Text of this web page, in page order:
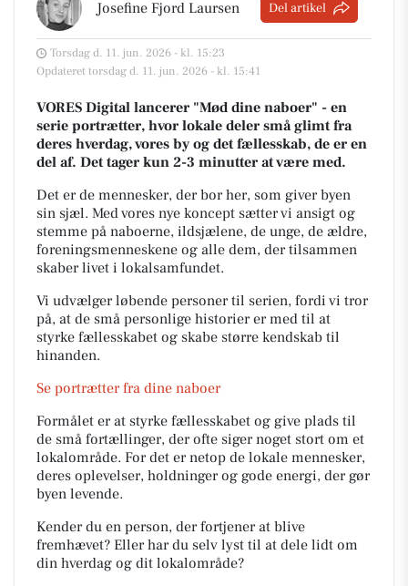
Josefine Fjord Laursen Del artikel
Torsdag d. 11. jun. 2026 - kl. 15:23
Opdateret torsdag d. 11. jun. 2026 - kl. 15:41
VORES Digital lancerer "Mød dine naboer" - en
serie portrætter, hvor lokale deler små glimt fra
deres hverdag, vores by og det fællesskab, de er en
del af. Det tager kun 2-3 minutter at være med.
Det er de mennesker, der bor her, som giver byen
sin sjæl. Med vores nye koncept sætter vi ansigt og
stemme på naboerne, ildsjælene, de unge, de ældre,
foreningsmenneskene og alle dem, der tilsammen
skaber livet i lokalsamfundet.
Vi udvælger løbende personer til serien, fordi vi tror
på, at de små personlige historier er med til at
styrke fællesskabet og skabe større kendskab til
hinanden.
Se portrætter fra dine naboer
Formålet er at styrke fællesskabet og give plads til
de små fortællinger, der ofte siger noget stort om et
lokalområde. For det er netop de lokale mennesker,
deres oplevelser, holdninger og gode energi, der gør
byen levende.
Kender du en person, der fortjener at blive
fremhævet? Eller har du selv lyst til at dele lidt om
din hverdag og dit lokalområde?